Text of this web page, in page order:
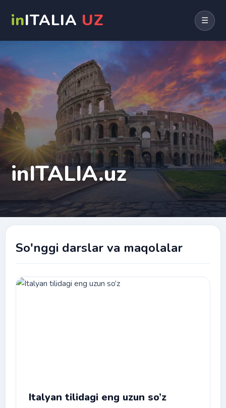
inITALIA UZ ☰
inITALIA.uz
So'nggi darslar va maqolalar
Italyan tilidagi eng uzun so’z